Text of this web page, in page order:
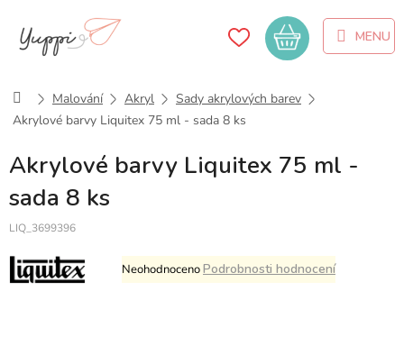
obsah
Nákupní
košík
DomůMalování Akryl
Sady akrylových barev
Akrylové barvy Liquitex 75 ml - sada 8 ks
Akrylové barvy Liquitex 75 ml -
sada 8 ks
LIQ_3699396
Průměrné
hodnocení
NeohodnocenoPodrobnosti hodnocení